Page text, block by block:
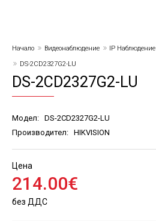
Начало Видеонаблюдение IP Наблюдение
DS-2CD2327G2-LU
DS-2CD2327G2-LU
Модел: DS-2CD2327G2-LU
Производител: HIKVISION
Цена
214.00€
без ДДС